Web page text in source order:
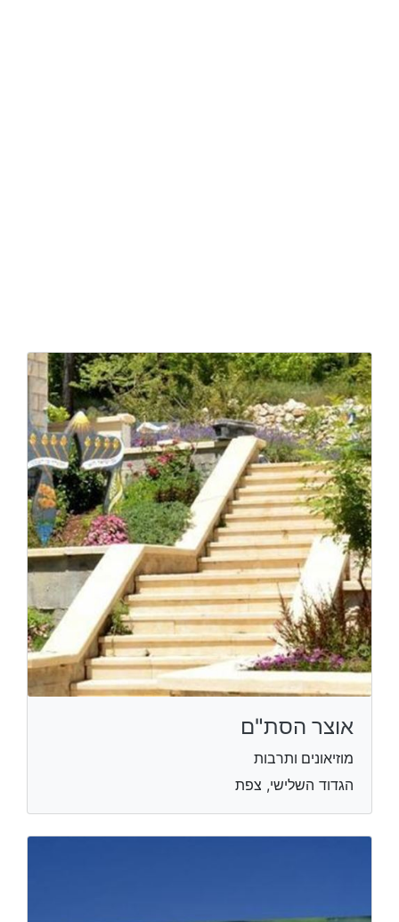
אוצר הסת"ם
מוזיאונים ותרבות
הגדוד השלישי, צפת